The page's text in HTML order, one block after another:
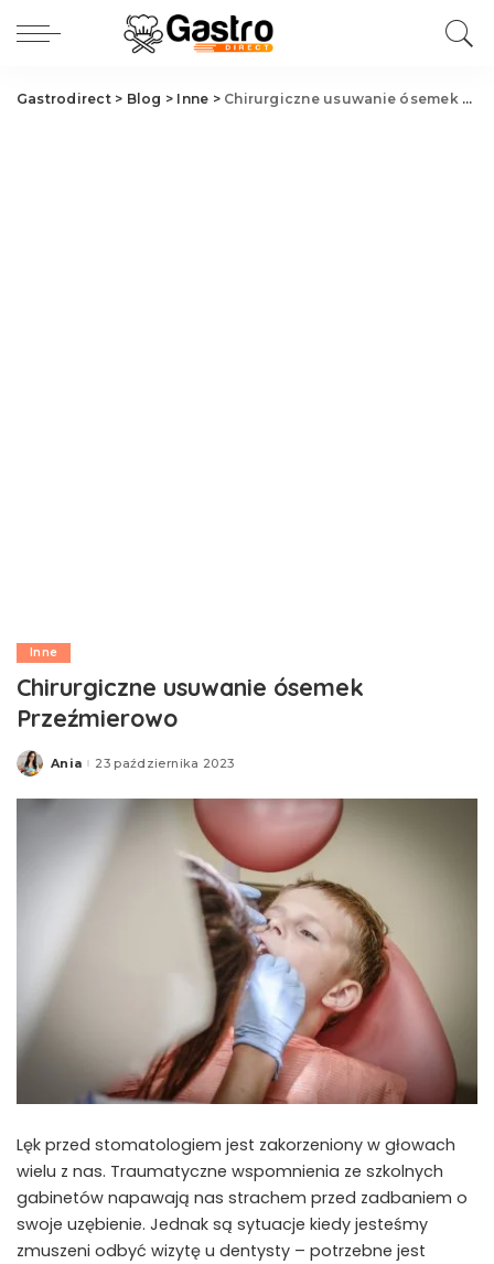
Gastrodirect> Blog > Inne > Chirurgiczne usuwanie ósemek Przeźmierowo
Inne
Chirurgiczne usuwanie ósemek
Przeźmierowo
Posted
Ania 23 października 2023
Lęk przed stomatologiem jest zakorzeniony w głowach
wielu z nas. Traumatyczne wspomnienia ze szkolnych
gabinetów napawają nas strachem przed zadbaniem o
swoje uzębienie. Jednak są sytuacje kiedy jesteśmy
zmuszeni odbyć wizytę u dentysty – potrzebne jest